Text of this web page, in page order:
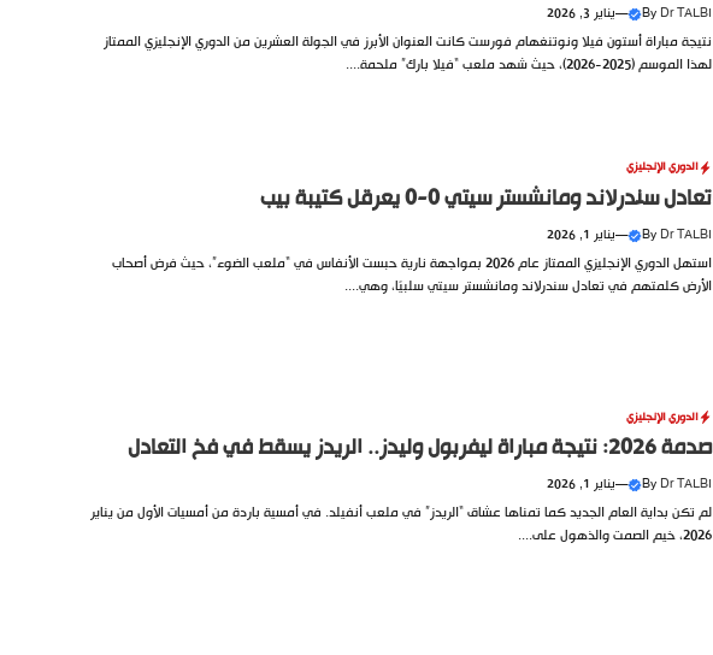
By Dr TALBI
—يناير 3, 2026
نتيجة مباراة أستون فيلا ونوتنغهام فورست كانت العنوان الأبرز في الجولة العشرين من الدوري الإنجليزي الممتاز
لهذا الموسم (2025-2026)، حيث شهد ملعب “فيلا بارك” ملحمة....
الدوري الإنجليزي
تعادل سندرلاند ومانشستر سيتي 0-0 يعرقل كتيبة بيب
By Dr TALBI
—يناير 1, 2026
استهل الدوري الإنجليزي الممتاز عام 2026 بمواجهة نارية حبست الأنفاس في “ملعب الضوء”، حيث فرض أصحاب
الأرض كلمتهم في تعادل سندرلاند ومانشستر سيتي سلبيًا، وهي....
الدوري الإنجليزي
صدمة 2026: نتيجة مباراة ليفربول وليدز.. الريدز يسقط في فخ التعادل
By Dr TALBI
—يناير 1, 2026
لم تكن بداية العام الجديد كما تمناها عشاق “الريدز” في ملعب أنفيلد. في أمسية باردة من أمسيات الأول من يناير
2026، خيم الصمت والذهول على....